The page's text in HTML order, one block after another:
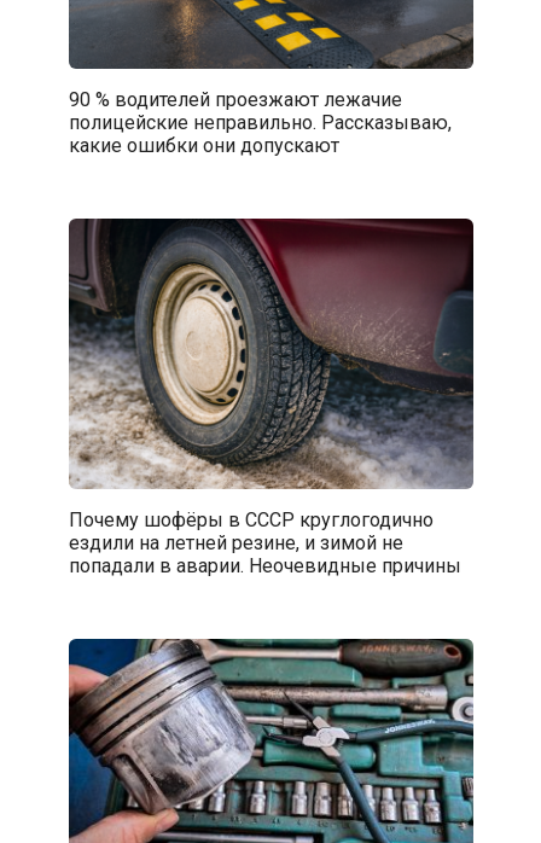
90 % водителей проезжают лежачие
полицейские неправильно. Рассказываю,
какие ошибки они допускают
Почему шофёры в СССР круглогодично
ездили на летней резине, и зимой не
попадали в аварии. Неочевидные причины